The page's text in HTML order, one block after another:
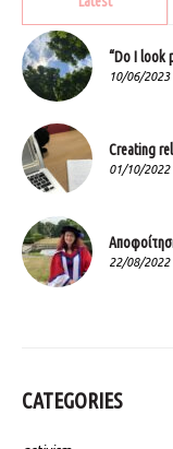
“Do I look
10/06/2023
Creating
01/10/2022
22/08/2022
CATEGORIES